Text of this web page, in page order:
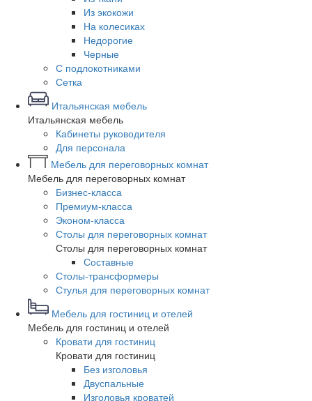
Из экокожи
На колесиках
Недорогие
Черные
С подлокотниками
Сетка
Итальянская мебель
Итальянская мебель
Кабинеты руководителя
Для персонала
Мебель для переговорных комнат
Мебель для переговорных комнат
Бизнес-класса
Премиум-класса
Эконом-класса
Столы для переговорных комнат
Столы для переговорных комнат
Составные
Столы-трансформеры
Стулья для переговорных комнат
Мебель для гостиниц и отелей
Мебель для гостиниц и отелей
Кровати для гостиниц
Кровати для гостиниц
Без изголовья
Двуспальные
Изголовья кроватей